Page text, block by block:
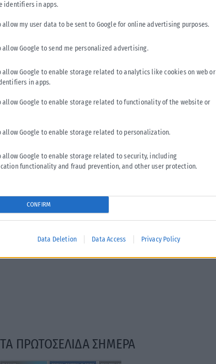
identifiers in apps.
allow my user data to be sent to Google for online advertising purposes.
allow Google to send me personalized advertising.
allow Google to enable storage related to analytics like cookies on web or
in apps.
allow Google to enable storage related to functionality of the website or
allow Google to enable storage related to personalization.
allow Google to enable storage related to security, including
functionality and fraud prevention, and other user protection.
CONFIRM
Data Deletion Data Access Privacy Policy
ΑΝΑΡΤΉΘΗΚΕ ΑΠΌ
ΤΑ ΠΡΩΤΟΣΕΛΙΔΑ ΣΗΜΕΡΑ